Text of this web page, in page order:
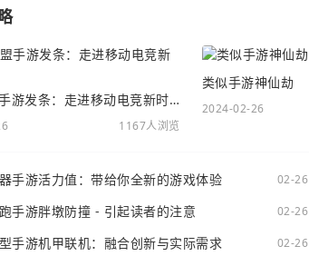
英雄联盟手游发条：走进移动电竞新时代
1167人浏览
类似手游神仙劫
2024-02-26
手游活力值：带给你全新的游戏体验 02-26
手游胖墩防撞 - 引起读者的注意 02-26
手游机甲联机：融合创新与实际需求 02-26